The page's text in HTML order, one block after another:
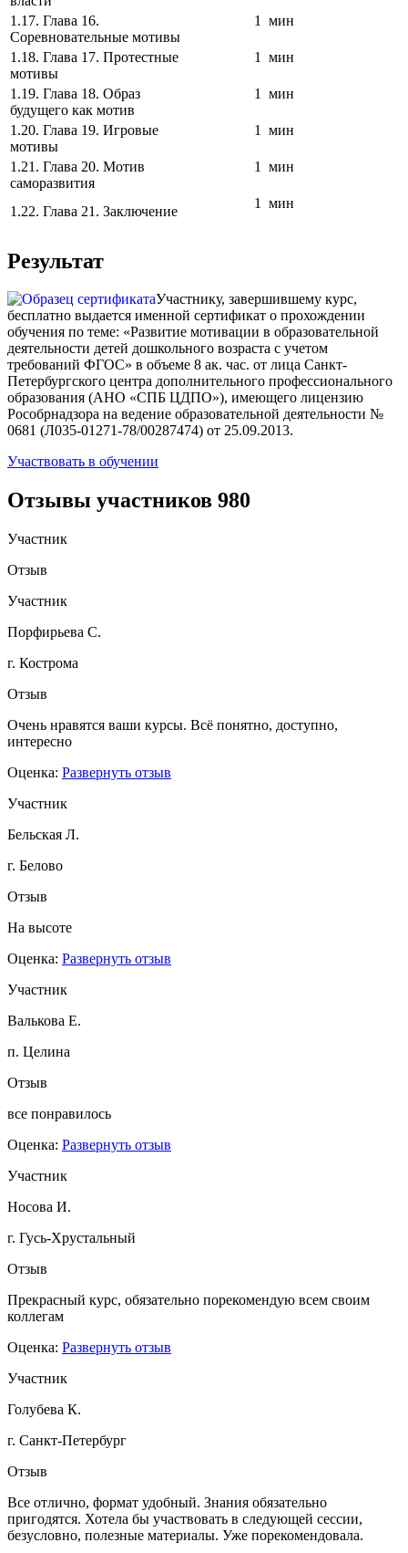
1.17. Глава 16.
Соревновательные мотивы
1 мин
1.18. Глава 17. Протестные
мотивы
1 мин
1.19. Глава 18. Образ
будущего как мотив
1 мин
1.20. Глава 19. Игровые
мотивы
1 мин
1.21. Глава 20. Мотив
саморазвития
1 мин
1.22. Глава 21. Заключение
1 мин
Результат
Участнику, завершившему курс,
бесплатно выдается именной сертификат о прохождении
обучения по теме: «Развитие мотивации в образовательной
деятельности детей дошкольного возраста с учетом
требований ФГОС» в объеме 8 ак. час. от лица Санкт-
Петербургского центра дополнительного профессионального
образования (АНО «СПБ ЦДПО»), имеющего лицензию
Рособрнадзора на ведение образовательной деятельности №
0681 (Л035-01271-78/00287474) от 25.09.2013.
Участвовать в обучении
Отзывы участников 980
Участник
Отзыв
Участник
Порфирьева С.
г. Кострома
Отзыв
Очень нравятся ваши курсы. Всё понятно, доступно,
интересно
Оценка: Развернуть отзыв
Участник
Бельская Л.
г. Белово
Отзыв
На высоте
Оценка: Развернуть отзыв
Участник
Валькова Е.
п. Целина
Отзыв
все понравилось
Оценка: Развернуть отзыв
Участник
Носова И.
г. Гусь-Хрустальный
Отзыв
Прекрасный курс, обязательно порекомендую всем своим
коллегам
Оценка: Развернуть отзыв
Участник
Голубева К.
г. Санкт-Петербург
Отзыв
Все отлично, формат удобный. Знания обязательно
пригодятся. Хотела бы участвовать в следующей сессии,
безусловно, полезные материалы. Уже порекомендовала.